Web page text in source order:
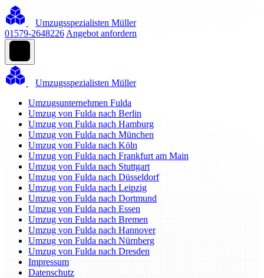
Umzugsspezialisten Müller
01579-2648226 Angebot anfordern
Umzugsspezialisten Müller
Umzugsunternehmen Fulda
Umzug von Fulda nach Berlin
Umzug von Fulda nach Hamburg
Umzug von Fulda nach München
Umzug von Fulda nach Köln
Umzug von Fulda nach Frankfurt am Main
Umzug von Fulda nach Stuttgart
Umzug von Fulda nach Düsseldorf
Umzug von Fulda nach Leipzig
Umzug von Fulda nach Dortmund
Umzug von Fulda nach Essen
Umzug von Fulda nach Bremen
Umzug von Fulda nach Hannover
Umzug von Fulda nach Nürnberg
Umzug von Fulda nach Dresden
Impressum
Datenschutz